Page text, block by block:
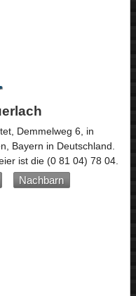
Demmelweg 6, in
Bayern in Deutschland.
ist die (0 81 04) 78 04.
Nachbarn